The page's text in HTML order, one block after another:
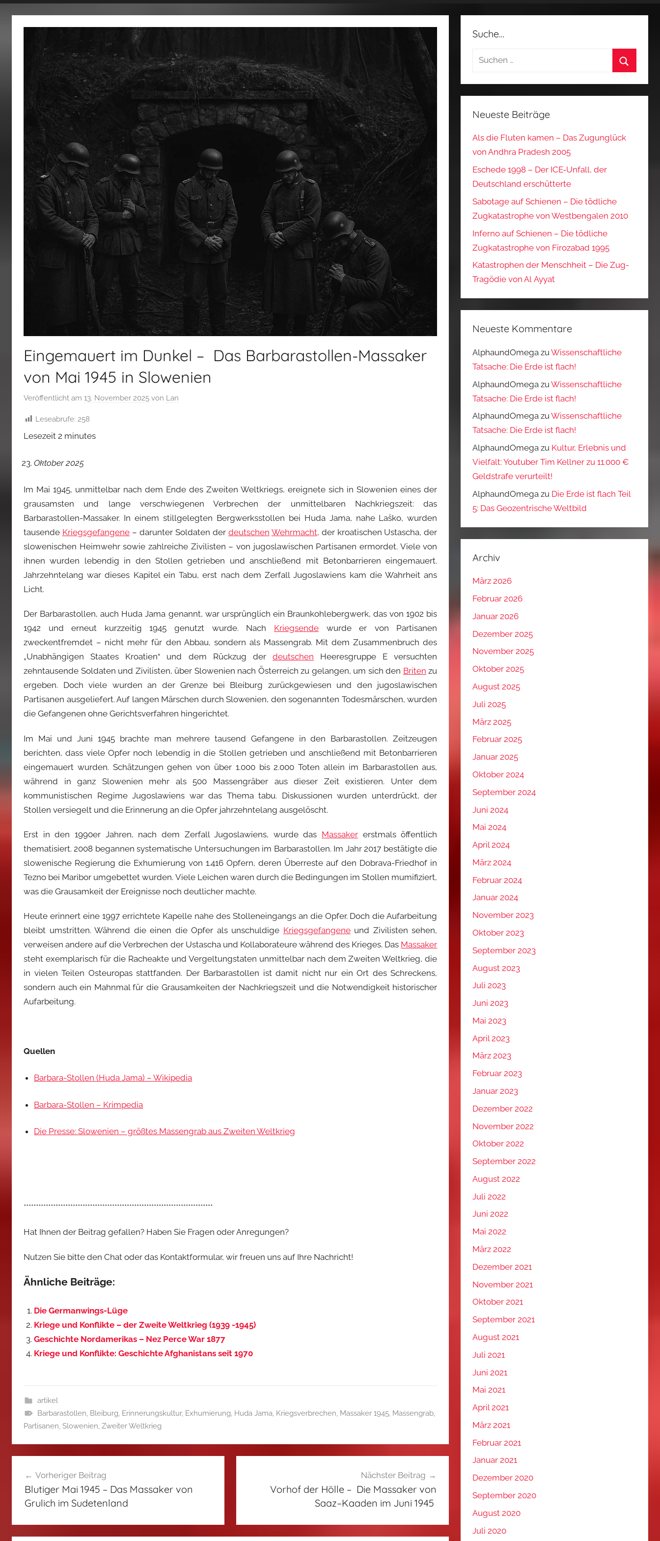
fertig…!
Eingemauert im Dunkel – Das Barbarastollen-Massaker
von Mai 1945 in Slowenien
Veröffentlicht am 13. November 2025 von Lan
Leseabrufe: 258
Lesezeit 2 minutes
Oktober 2025
Im Mai 1945, unmittelbar nach dem Ende des Zweiten Weltkriegs, ereignete sich in Slowenien eines der
grausamsten und lange verschwiegenen Verbrechen der unmittelbaren Nachkriegszeit: das
Barbarastollen-Massaker. In einem stillgelegten Bergwerksstollen bei Huda Jama, nahe Laško, wurden
tausende Kriegsgefangene– darunter Soldaten der deutschen Wehrmacht, der kroatischen Ustascha, der
slowenischen Heimwehr sowie zahlreiche Zivilisten – von jugoslawischen Partisanen ermordet. Viele von
ihnen wurden lebendig in den Stollen getrieben und anschließend mit Betonbarrieren eingemauert.
Jahrzehntelang war dieses Kapitel ein Tabu, erst nach dem Zerfall Jugoslawiens kam die Wahrheit ans
Licht.
Der Barbarastollen, auch Huda Jama genannt, war ursprünglich ein Braunkohlebergwerk, das von 1902 bis
1942 und erneut kurzzeitig 1945 genutzt wurde. Nach Kriegsendewurde er von Partisanen
zweckentfremdet – nicht mehr für den Abbau, sondern als Massengrab. Mit dem Zusammenbruch des
„Unabhängigen Staates Kroatien“ und dem Rückzug der deutschen Heeresgruppe E versuchten
zehntausende Soldaten und Zivilisten, über Slowenien nach Österreich zu gelangen, um sich den Briten zu
ergeben. Doch viele wurden an der Grenze bei Bleiburg zurückgewiesen und den jugoslawischen
Partisanen ausgeliefert. Auf langen Märschen durch Slowenien, den sogenannten Todesmärschen, wurden
die Gefangenen ohne Gerichtsverfahren hingerichtet.
Im Mai und Juni 1945 brachte man mehrere tausend Gefangene in den Barbarastollen. Zeitzeugen
berichten, dass viele Opfer noch lebendig in die Stollen getrieben und anschließend mit Betonbarrieren
eingemauert wurden. Schätzungen gehen von über 1.000 bis 2.000 Toten allein im Barbarastollen aus,
während in ganz Slowenien mehr als 500 Massengräber aus dieser Zeit existieren. Unter dem
kommunistischen Regime Jugoslawiens war das Thema tabu. Diskussionen wurden unterdrückt, der
Stollen versiegelt und die Erinnerung an die Opfer jahrzehntelang ausgelöscht.
Erst in den 1990er Jahren, nach dem Zerfall Jugoslawiens, wurde das Massaker erstmals öffentlich
thematisiert. 2008 begannen systematische Untersuchungen im Barbarastollen. Im Jahr 2017 bestätigte die
slowenische Regierung die Exhumierung von 1.416 Opfern, deren Überreste auf den Dobrava-Friedhof in
Tezno bei Maribor umgebettet wurden. Viele Leichen waren durch die Bedingungen im Stollen mumifiziert,
was die Grausamkeit der Ereignisse noch deutlicher machte.
Heute erinnert eine 1997 errichtete Kapelle nahe des Stolleneingangs an die Opfer. Doch die Aufarbeitung
bleibt umstritten. Während die einen die Opfer als unschuldige Kriegsgefangeneund Zivilisten sehen,
verweisen andere auf die Verbrechen der Ustascha und Kollaborateure während des Krieges. Das Massaker
steht exemplarisch für die Racheakte und Vergeltungstaten unmittelbar nach dem Zweiten Weltkrieg, die
in vielen Teilen Osteuropas stattfanden. Der Barbarastollen ist damit nicht nur ein Ort des Schreckens,
sondern auch ein Mahnmal für die Grausamkeiten der Nachkriegszeit und die Notwendigkeit historischer
Aufarbeitung.
Quellen
Barbara-Stollen (Huda Jama) – Wikipedia
Barbara-Stollen – Krimpedia
Die Presse: Slowenien – größtes Massengrab aus Zweiten Weltkrieg
*****************************************************************************
Hat Ihnen der Beitrag gefallen? Haben Sie Fragen oder Anregungen?
Nutzen Sie bitte den Chat oder das Kontaktformular, wir freuen uns auf Ihre Nachricht!
Ähnliche Beiträge:
Die Germanwings-Lüge
Kriege und Konflikte – der Zweite Weltkrieg (1939 -1945)
Geschichte Nordamerikas – Nez Perce War 1877
Kriege und Konflikte: Geschichte Afghanistans seit 1970
artikel
Barbarastollen, Bleiburg, Erinnerungskultur, Exhumierung, Huda Jama, Kriegsverbrechen, Massaker 1945, Massengrab,
Partisanen, Slowenien, Zweiter Weltkrieg
Vorheriger Beitrag
Blutiger Mai 1945 – Das Massaker von
Grulich im Sudetenland
Nächster Beitrag
Vorhof der Hölle – Die Massaker von
Saaz–Kaaden im Juni 1945
Suche…
Suchen
Neueste Beiträge
Als die Fluten kamen – Das Zugunglück
von Andhra Pradesh 2005
Eschede 1998 – Der ICE‑Unfall, der
Deutschland erschütterte
Sabotage auf Schienen – Die tödliche
Zugkatastrophe von Westbengalen 2010
Inferno auf Schienen – Die tödliche
Zugkatastrophe von Firozabad 1995
Katastrophen der Menschheit – Die Zug-
Tragödie von Al Ayyat
Neueste Kommentare
AlphaundOmega zuWissenschaftliche
Tatsache: Die Erde ist flach!
AlphaundOmega zuWissenschaftliche
Tatsache: Die Erde ist flach!
AlphaundOmega zuWissenschaftliche
Tatsache: Die Erde ist flach!
AlphaundOmega zu Kultur, Erlebnis und
Vielfalt: Youtuber Tim Kellner zu 11.000 €
Geldstrafe verurteilt!
AlphaundOmega zu Die Erde ist flach Teil
5: Das Geozentrische Weltbild
Archiv
März 2026
Februar 2026
Januar 2026
Dezember 2025
November 2025
Oktober 2025
August 2025
Juli 2025
März 2025
Februar 2025
Januar 2025
Oktober 2024
September 2024
Juni 2024
Mai 2024
April 2024
März 2024
Februar 2024
Januar 2024
November 2023
Oktober 2023
September 2023
August 2023
Juli 2023
Juni 2023
Mai 2023
April 2023
März 2023
Februar 2023
Januar 2023
Dezember 2022
November 2022
Oktober 2022
September 2022
August 2022
Juli 2022
Juni 2022
Mai 2022
März 2022
Dezember 2021
November 2021
Oktober 2021
September 2021
August 2021
Juli 2021
Juni 2021
Mai 2021
April 2021
März 2021
Februar 2021
Januar 2021
Dezember 2020
September 2020
August 2020
Juli 2020